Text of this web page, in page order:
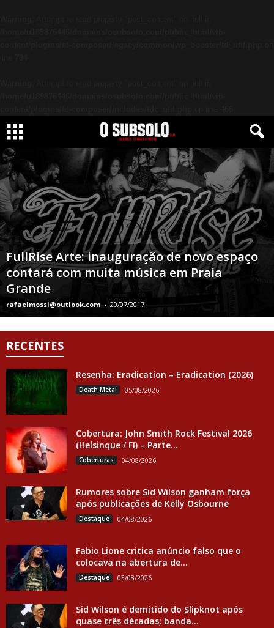
FullRise Arte: inauguração de novo espaço
contará com muita música em Praia
Grande
rafaelmossi@outlook.com - 29/07/2017
RECENTES
Resenha: Eradication – Eradication (2026)
Death Metal 05/08/2026
Cobertura: John Smith Rock Festival 2026
(Helsinque / FI) – Parte...
Coberturas 04/08/2026
Rumores sobre Sid Wilson ganham força
após publicações de Kelly Osbourne
Destaque 04/08/2026
Fabio Lione critica anúncio falso que o
colocava na abertura de...
Destaque 03/08/2026
Sid Wilson é demitido do Slipknot após
quase três décadas; banda...